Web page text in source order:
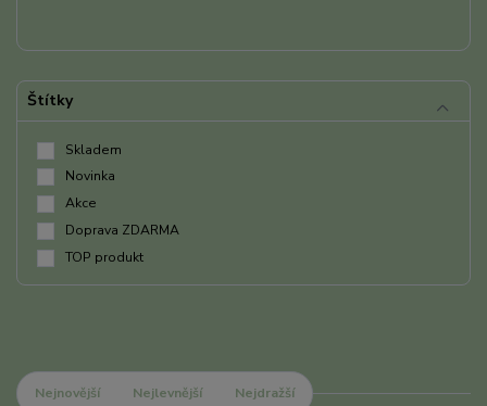
Štítky
Skladem
Novinka
Akce
Doprava ZDARMA
TOP produkt
Nejnovější Nejlevnější Nejdražší